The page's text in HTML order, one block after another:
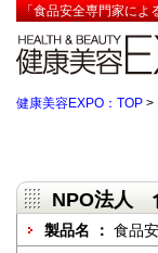
「食品安全専門家によ
健康美容EXPO：TOP >
NPO法人
製品名 ： 食品